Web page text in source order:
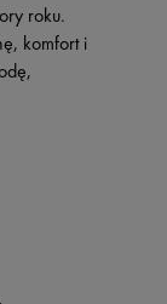
roku.
komfort i